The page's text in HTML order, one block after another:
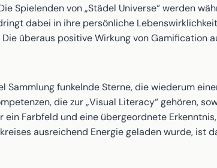
Spielenden von „Städel Universe“ werden
dabei in ihre persönliche
überaus positive Wirkung von Gamification
funkelnde Sterne, die wiederum
die zur „Visual Literacy“ gehören,
Farbfeld und eine übergeordnete
ausreichend Energie geladen wurde, ist